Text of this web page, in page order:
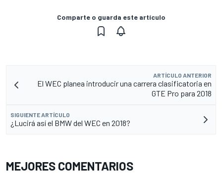
Comparte o guarda este artículo
ARTÍCULO ANTERIOR
El WEC planea introducir una carrera clasificatoria en
GTE Pro para 2018
SIGUIENTE ARTÍCULO
¿Lucirá así el BMW del WEC en 2018?
MEJORES COMENTARIOS